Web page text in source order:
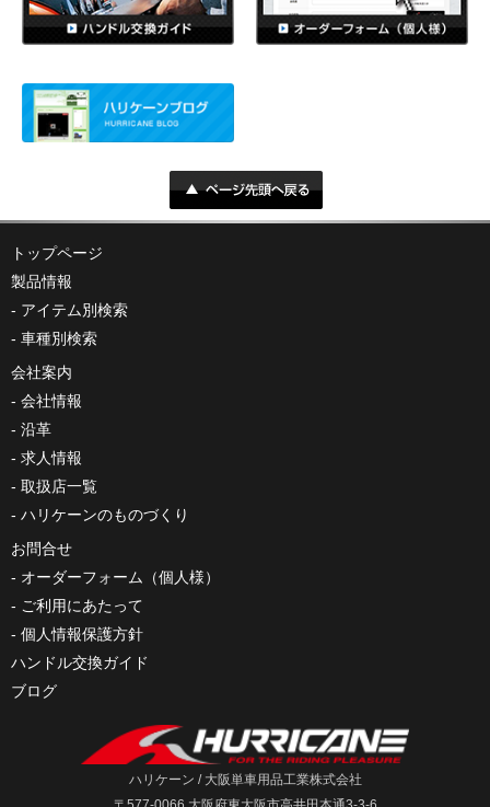
トップページ
製品情報
アイテム別検索
車種別検索
会社案内
会社情報
沿革
求人情報
取扱店一覧
ハリケーンのものづくり
お問合せ
オーダーフォーム（個人様）
ご利用にあたって
個人情報保護方針
ハンドル交換ガイド
ブログ
ハリケーン / 大阪単車用品工業株式会社